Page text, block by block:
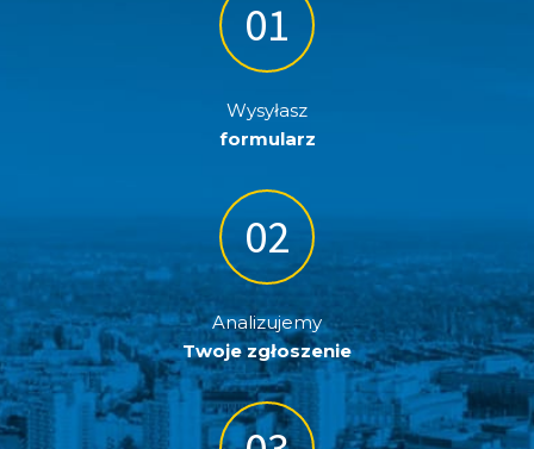
Wysyłasz
formularz
Analizujemy
Twoje zgłoszenie